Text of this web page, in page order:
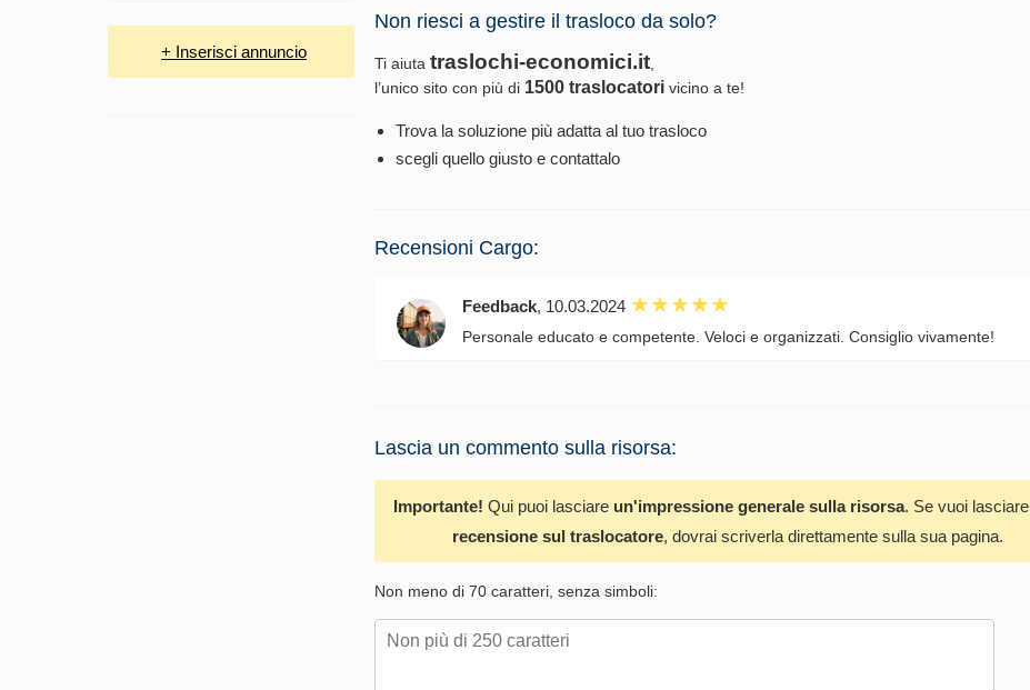
+ Inserisci annuncio
Non riesci a gestire il trasloco da solo?
Ti aiuta traslochi-economici.it,
l’unico sito con più di 1500 traslocatori vicino a te!
Trova la soluzione più adatta al tuo trasloco
scegli quello giusto e contattalo
Recensioni Cargo:
Feedback, 10.03.2024
Personale educato e competente. Veloci e organizzati. Consiglio vivamente!
Lascia un commento sulla risorsa:
Importante! Qui puoi lasciare un'impressione generale sulla risorsa. Se vuoi lasciare
recensione sul traslocatore, dovrai scriverla direttamente sulla sua pagina.
Non meno di 70 caratteri, senza simboli: